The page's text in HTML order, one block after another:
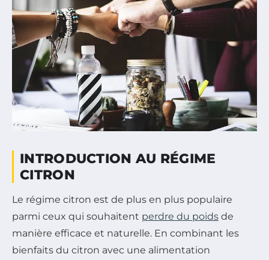
INTRODUCTION AU RÉGIME
CITRON
Le régime citron est de plus en plus populaire
parmi ceux qui souhaitent perdre du poids de
manière efficace et naturelle. En combinant les
bienfaits du citron avec une alimentation